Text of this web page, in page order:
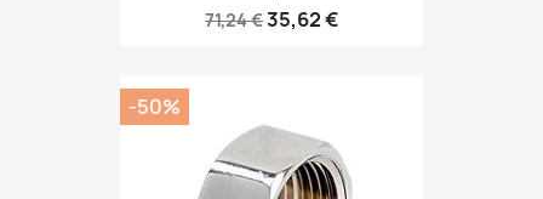
71,24 €35,62 €
-50%